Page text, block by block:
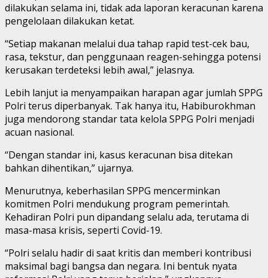
dilakukan selama ini, tidak ada laporan keracunan karena
pengelolaan dilakukan ketat.
“Setiap makanan melalui dua tahap rapid test-cek bau,
rasa, tekstur, dan penggunaan reagen-sehingga potensi
kerusakan terdeteksi lebih awal,” jelasnya.
Lebih lanjut ia menyampaikan harapan agar jumlah SPPG
Polri terus diperbanyak. Tak hanya itu, Habiburokhman
juga mendorong standar tata kelola SPPG Polri menjadi
acuan nasional.
“Dengan standar ini, kasus keracunan bisa ditekan
bahkan dihentikan,” ujarnya.
Menurutnya, keberhasilan SPPG mencerminkan
komitmen Polri mendukung program pemerintah.
Kehadiran Polri pun dipandang selalu ada, terutama di
masa-masa krisis, seperti Covid-19.
“Polri selalu hadir di saat kritis dan memberi kontribusi
maksimal bagi bangsa dan negara. Ini bentuk nyata